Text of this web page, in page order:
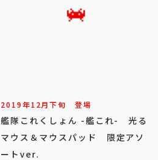
2019年12月下旬 登場
艦隊これくしょん -艦これ- 光る
マウス＆マウスパッド 限定アソ
ートver.